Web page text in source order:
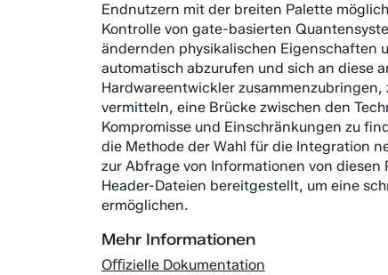
Endnutzern mit der breiten Palette
Kontrolle von gate-basierten
ändernden physikalischen Eigenschaften
automatisch abzurufen und sich an diese
Hardwareentwickler
vermitteln, eine Brücke zwischen den
Kompromisse und Einschränkungen zu
die Methode der Wahl für die Integration
zur Abfrage von Informationen von
Header-Dateien bereitgestellt, um eine
ermöglichen.
Mehr Informationen
Oﬃzielle Dokumentation